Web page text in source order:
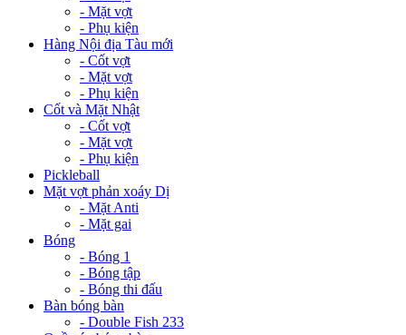
- Mặt vợt
- Phụ kiện
Hàng Nội địa Tàu mới
- Cốt vợt
- Mặt vợt
- Phụ kiện
Cốt và Mặt Nhật
- Cốt vợt
- Mặt vợt
- Phụ kiện
Pickleball
Mặt vợt phản xoáy Dị
- Mặt Anti
- Mặt gai
Bóng
- Bóng 1
- Bóng tập
- Bóng thi đấu
Bàn bóng bàn
- Double Fish 233